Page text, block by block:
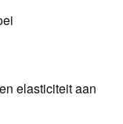
elasticiteit aan